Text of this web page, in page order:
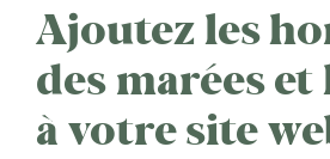
Ajoutez les
des marées et
à votre site